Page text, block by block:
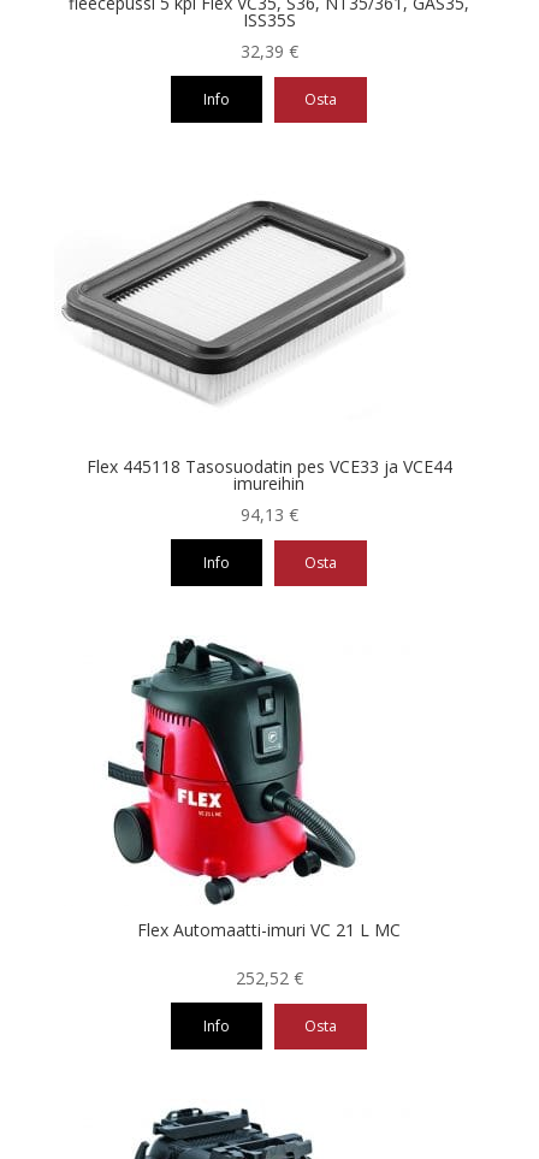
ISS35S
32,39 €
Info Osta
Flex 445118 Tasosuodatin pes VCE33 ja VCE44
imureihin
94,13 €
Info Osta
Flex Automaatti-imuri VC 21 L MC
252,52 €
Info Osta